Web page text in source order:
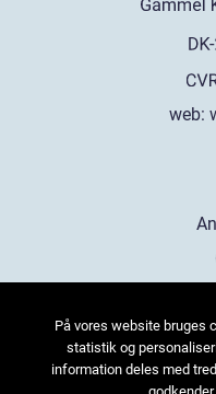
web:
På vores website bruges
statistik og
information deles med